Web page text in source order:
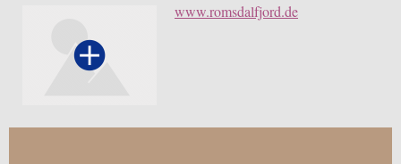
www.romsdalfjord.de